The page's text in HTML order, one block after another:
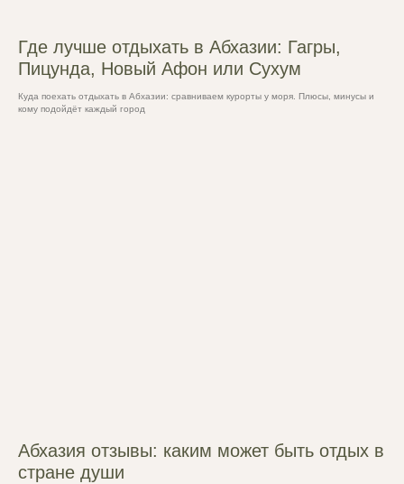
Где лучше отдыхать в Абхазии: Гагры,
Пицунда, Новый Афон или Сухум
Куда поехать отдыхать в Абхазии: сравниваем курорты у моря. Плюсы, минусы и
кому подойдёт каждый город
Абхазия отзывы: каким может быть отдых в
стране души